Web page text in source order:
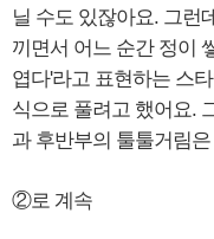
닐 수도 있잖아요. 그런
끼면서 어느 순간 정이
엽다'라고 표현하는 스
식으로 풀려고 했어요.
과 후반부의 툴툴거림
②로 계속